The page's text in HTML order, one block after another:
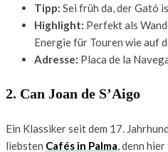
Tipp: Sei früh da, der Gató
Highlight: Perfekt als
Energie für Touren wie auf
Adresse: Placa de la
2. Can Joan de S’Aigo
Ein Klassiker seit dem 17.
liebsten Cafés in Palma, denn